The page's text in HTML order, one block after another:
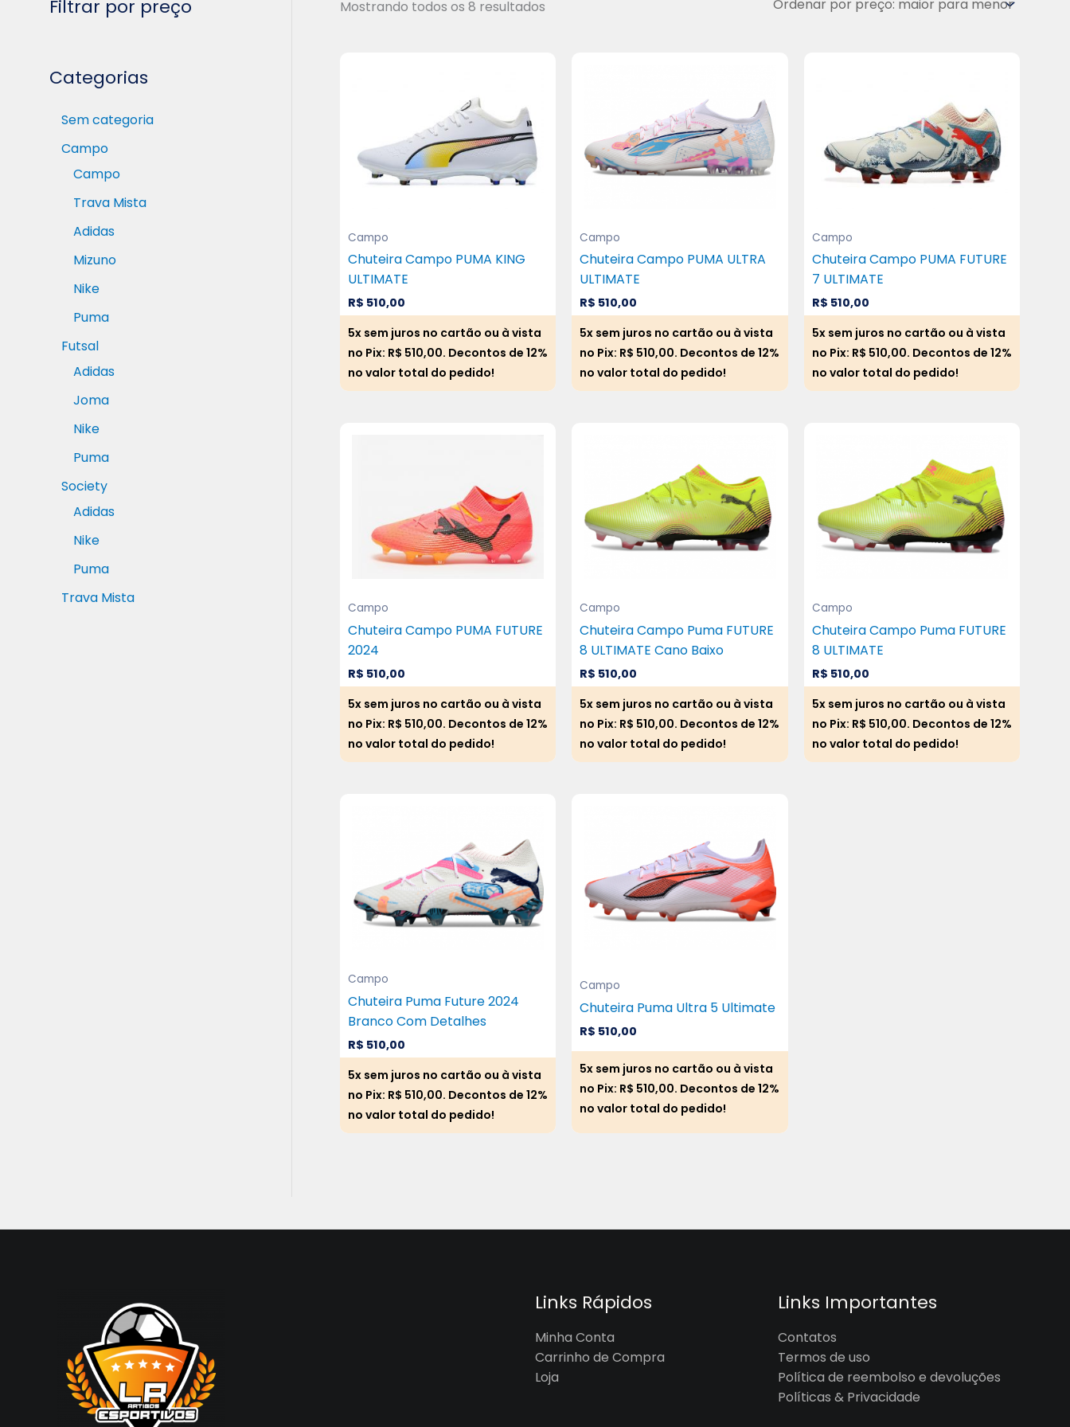
Filtrar por preço
Categorias
Sem categoria
Campo
Campo
Trava Mista
Adidas
Mizuno
Nike
Puma
Futsal
Adidas
Joma
Nike
Puma
Society
Adidas
Nike
Puma
Trava Mista
Mostrando todos os 8 resultados
Campo
Chuteira Campo PUMA KING
ULTIMATE
R$ 510,00
5x sem juros no cartão ou à vista
no Pix: R$ 510,00. Decontos de 12%
no valor total do pedido!
Campo
Chuteira Campo PUMA ULTRA
ULTIMATE
R$ 510,00
5x sem juros no cartão ou à vista
no Pix: R$ 510,00. Decontos de 12%
no valor total do pedido!
Campo
Chuteira Campo PUMA FUTURE
7 ULTIMATE
R$ 510,00
5x sem juros no cartão ou à vista
no Pix: R$ 510,00. Decontos de 12%
no valor total do pedido!
Campo
Chuteira Campo PUMA FUTURE
2024
R$ 510,00
5x sem juros no cartão ou à vista
no Pix: R$ 510,00. Decontos de 12%
no valor total do pedido!
Campo
Chuteira Campo Puma FUTURE
8 ULTIMATE Cano Baixo
R$ 510,00
5x sem juros no cartão ou à vista
no Pix: R$ 510,00. Decontos de 12%
no valor total do pedido!
Campo
Chuteira Campo Puma FUTURE
8 ULTIMATE
R$ 510,00
5x sem juros no cartão ou à vista
no Pix: R$ 510,00. Decontos de 12%
no valor total do pedido!
Campo
Chuteira Puma Future 2024
Branco Com Detalhes
R$ 510,00
5x sem juros no cartão ou à vista
no Pix: R$ 510,00. Decontos de 12%
no valor total do pedido!
Campo
Chuteira Puma Ultra 5 Ultimate
R$ 510,00
5x sem juros no cartão ou à vista
no Pix: R$ 510,00. Decontos de 12%
no valor total do pedido!
Links Rápidos
Minha Conta
Carrinho de Compra
Loja
Links Importantes
Contatos
Termos de uso
Política de reembolso e devoluções
Políticas & Privacidade